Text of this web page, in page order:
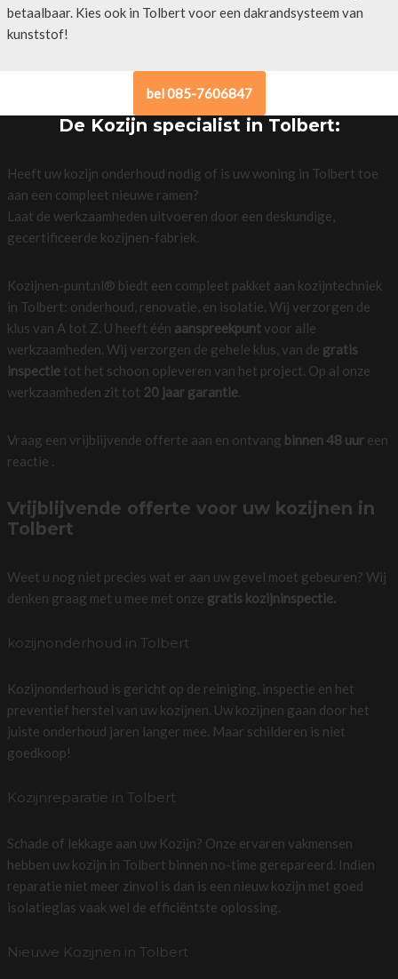
betaalbaar. Kies ook in Tolbert voor een dakrandsysteem van
kunststof!
bel 085-7606847
De Kozijn specialist in Tolbert:
Heeft uw kozijn onderhoud nodig of is uw woning in Tolbert toe
aan een compleet nieuwe ramen?
Laat de werkzaamheden uitvoeren door een deskundige,
gecertificeerde kozijnen-fabriek.
Kozijnen-punt.nl® biedt een compleet pakket aan kozijntechniek
in Tolbert: onderhoud, renovatie, en isolatie. Wij verzorgen de
klus van A tot Z. U heeft één aanspreekpuntvoor alle
werkzaamheden. Wij verzorgen de gehele klus, van de gratis
inspectietot het schoon opleveren van het project. Op al onze
werkzaamheden zit tot 20 jaar garantie.
Vraag een vrijblijvende offerte aan en ontvang binnen 48 uureen
reactie .
Vrijblijvende offerte voor uw kozijnen in
Tolbert
Weet u nog niet precies wat er aan uw gevel moet gebeuren? Wij
denken graag met u mee met onze gratis kozijninspectie.
kozijnonderhoud in Tolbert
Kozijnonderhoud is gericht op de reiniging, inspectie en het
preventief herstel van uw kozijnen. Uw kozijnen gaan door het
juiste onderhoud jaren langer mee. Maar schilderen is niet
goedkoop!
Kozijnreparatie in Tolbert
Schade of lekkage aan uw Kozijn? Onze ervaren vakmensen
hebben uw kozijn in Tolbert binnen no-time gerepareerd. Indien
reparatie niet meer zinvol is dan is een nieuw kozijn met goed
isolatieglas vaak wel de efficiëntste oplossing.
Nieuwe Kozijnen in Tolbert